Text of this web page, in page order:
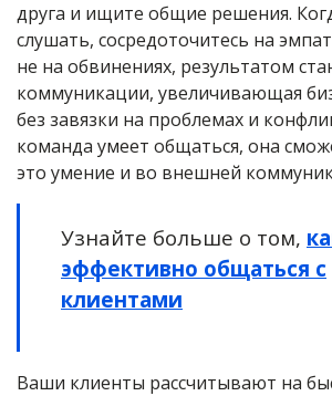
друга и ищите общие решения.
слушать, сосредоточитесь на
не на обвинениях, результатом
коммуникации, увеличивающая
без завязки на проблемах и
команда умеет общаться, она
это умение и во внешней
Узнайте больше о том,
эффективно общаться с
клиентами
Ваши клиенты рассчитывают на